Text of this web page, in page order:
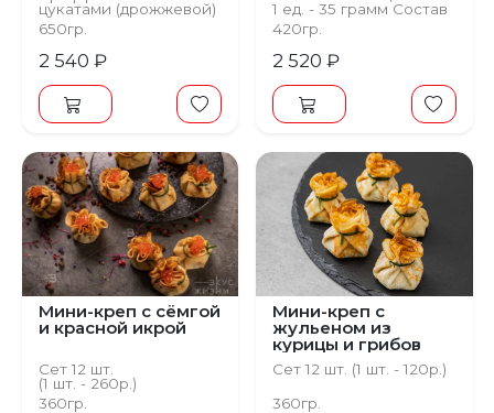
цукатами (дрожжевой)
650гр.
2 540 ₽
1 ед. - 35 грамм Состав
Бисквит с какао на
миндальной муке,
фисташковя начинка,
крем чиз
420гр.
2 520 ₽
Мини-креп с сёмгой
и красной икрой
Сет 12 шт.
(1 шт. - 260р.)
360гр.
Мини-креп с
жульеном из
курицы и грибов
Сет 12 шт. (1 шт. - 120р.)
360гр.